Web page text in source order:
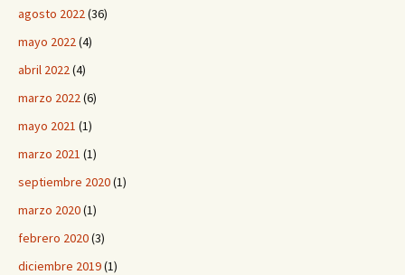
agosto 2022(36)
mayo 2022(4)
abril 2022(4)
marzo 2022(6)
mayo 2021 (1)
marzo 2021 (1)
septiembre 2020(1)
marzo 2020(1)
febrero 2020(3)
diciembre 2019(1)